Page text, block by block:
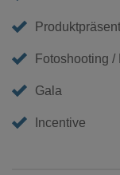
Fotoshooting /
Gala
Incentive